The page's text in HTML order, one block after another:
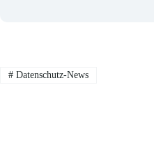
#Datenschutz-News